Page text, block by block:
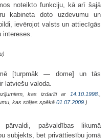
noteikto funkciju, kā arī šajā
kabineta doto uzdevumu un
ievērojot valsts un attiecīgās
[turpmāk — dome] un tās
latviešu valoda.
kas izdarīti ar 14.10.1998.
kas stājas spēkā 01.07.2009. )
pašvaldības likumā
subjekts, bet privāttiesību jomā